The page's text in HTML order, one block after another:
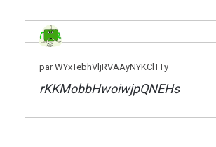
par WYxTebhVljRVAAyNYKClTTy
rKKMobbHwoiwjpQNEHs